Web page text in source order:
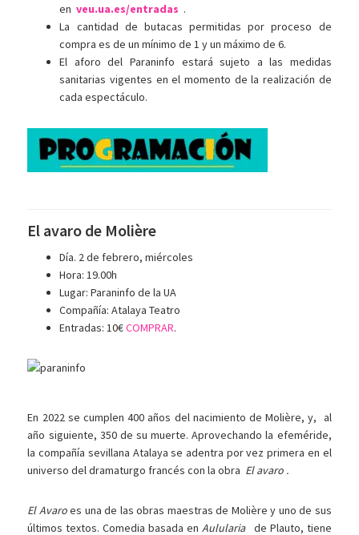
enveu.ua.es/entradas .
La cantidad de butacas permitidas por proceso de
compra es de un mínimo de 1 y un máximo de 6.
El aforo del Paraninfo estará sujeto a las medidas
sanitarias vigentes en el momento de la realización de
cada espectáculo.
El avaro de Molière
Día. 2 de febrero, miércoles
Hora: 19.00h
Lugar: Paraninfo de la UA
Compañía: Atalaya Teatro
Entradas: 10€COMPRAR.
En 2022 se cumplen 400 años del nacimiento de Molière, y, al
año siguiente, 350 de su muerte. Aprovechando la efeméride,
la compañía sevillana Atalaya se adentra por vez primera en el
universo del dramaturgo francés con la obra El avaro .
El Avaroes una de las obras maestras de Molière y uno de sus
últimos textos. Comedia basada en Aulularia de Plauto, tiene